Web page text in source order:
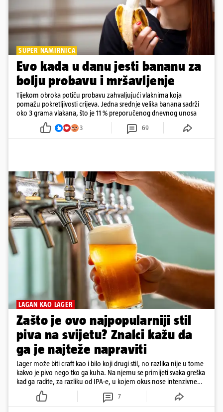
SUPER NAMIRNICA
Evo kada u danu jesti bananu za
bolju probavu i mršavljenje
Tijekom obroka potiču probavu zahvaljujući vlaknima koja
pomažu pokretljivosti crijeva. Jedna srednje velika banana sadrži
oko 3 grama vlakana, što je 11 % preporučenog dnevnog unosa
3 69
LAGAN KAO LAGER
Zašto je ovo najpopularniji stil
piva na svijetu? Znalci kažu da
ga je najteže napraviti
Lager može biti craft kao i bilo koji drugi stil, no razlika nije u tome
kakvo je pivo nego tko ga kuha. Na njemu se primijeti svaka greška
kad ga radite, za razliku od IPA-e, u kojem okus nose intenzivne
7